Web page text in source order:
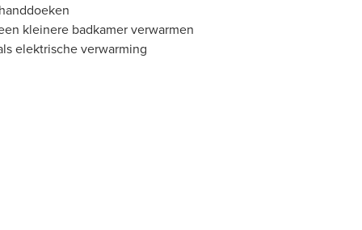
kleinere badkamer verwarmen
elektrische verwarming